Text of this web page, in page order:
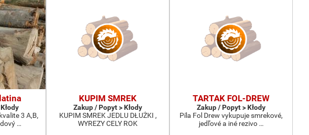
3 A,B,
…
KUPIM SMREK
Zakup / Popyt > Kłody
KUPIM SMREK JEDLU DŁUŻKI ,
WYREZY CELY ROK
TARTAK FOL-DREW
Zakup / Popyt > Kłody
Píla Fol Drew vykupuje smrekové,
jedľové a iné rezivo …